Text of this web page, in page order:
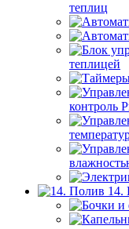
теплиц
теплицей
контроль
14.